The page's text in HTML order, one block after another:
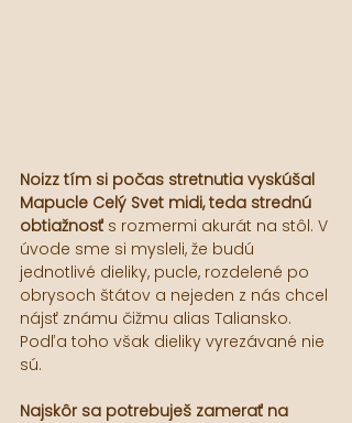
Noizz tím si počas stretnutia vyskúšal
Mapucle Celý Svet midi, teda strednú
obtiažnosť s rozmermi akurát na stôl. V
úvode sme si mysleli, že budú
jednotlivé dieliky, pucle, rozdelené po
obrysoch štátov a nejeden z nás chcel
nájsť známu čižmu alias Taliansko.
Podľa toho však dieliky vyrezávané nie
sú.
Najskôr sa potrebuješ zamerať na